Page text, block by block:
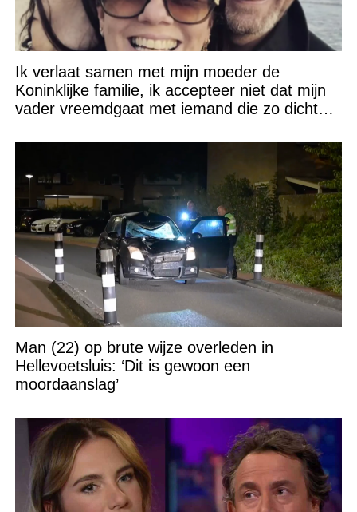
Ik verlaat samen met mijn moeder de
Koninklijke familie, ik accepteer niet dat mijn
vader vreemdgaat met iemand die zo dichtbij
Man (22) op brute wijze overleden in
Hellevoetsluis: ‘Dit is gewoon een
moordaanslag’